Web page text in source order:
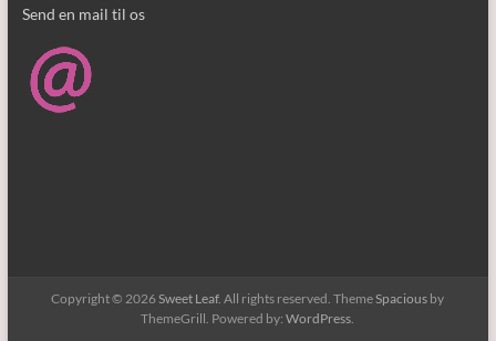
Send en mail til os
Copyright © 2026Sweet Leaf. All rights reserved. ThemeSpacious by
ThemeGrill. Powered by:WordPress.